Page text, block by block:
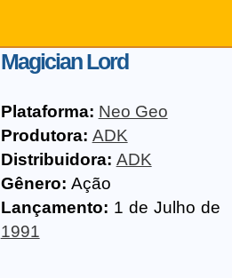
Magician Lord
Plataforma: Neo Geo
Produtora: ADK
Distribuidora: ADK
Gênero: Ação
Lançamento: 1 de Julho de
1991